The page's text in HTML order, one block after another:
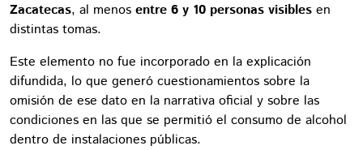
Zacatecas, al menos entre 6 y 10 personas visibles en
distintas tomas.
Este elemento no fue incorporado en la explicación
difundida, lo que generó cuestionamientos sobre la
omisión de ese dato en la narrativa oficial y sobre las
condiciones en las que se permitió el consumo de alcohol
dentro de instalaciones públicas.